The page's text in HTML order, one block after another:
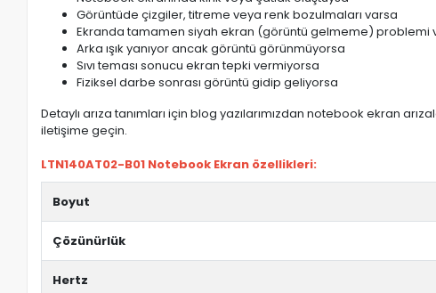
Görüntüde çizgiler, titreme veya renk bozulmaları varsa
Ekranda tamamen siyah ekran (görüntü gelmeme) problemi
Arka ışık yanıyor ancak görüntü görünmüyorsa
Sıvı teması sonucu ekran tepki vermiyorsa
Fiziksel darbe sonrası görüntü gidip geliyorsa
Detaylı arıza tanımları için blog yazılarımızdan notebook ekran
iletişime geçin.
LTN140AT02-B01 Notebook Ekran özellikleri:
Boyut
Çözünürlük
Hertz